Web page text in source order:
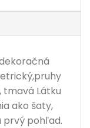
tmavá Látku
ako šaty,
prvý pohľad.